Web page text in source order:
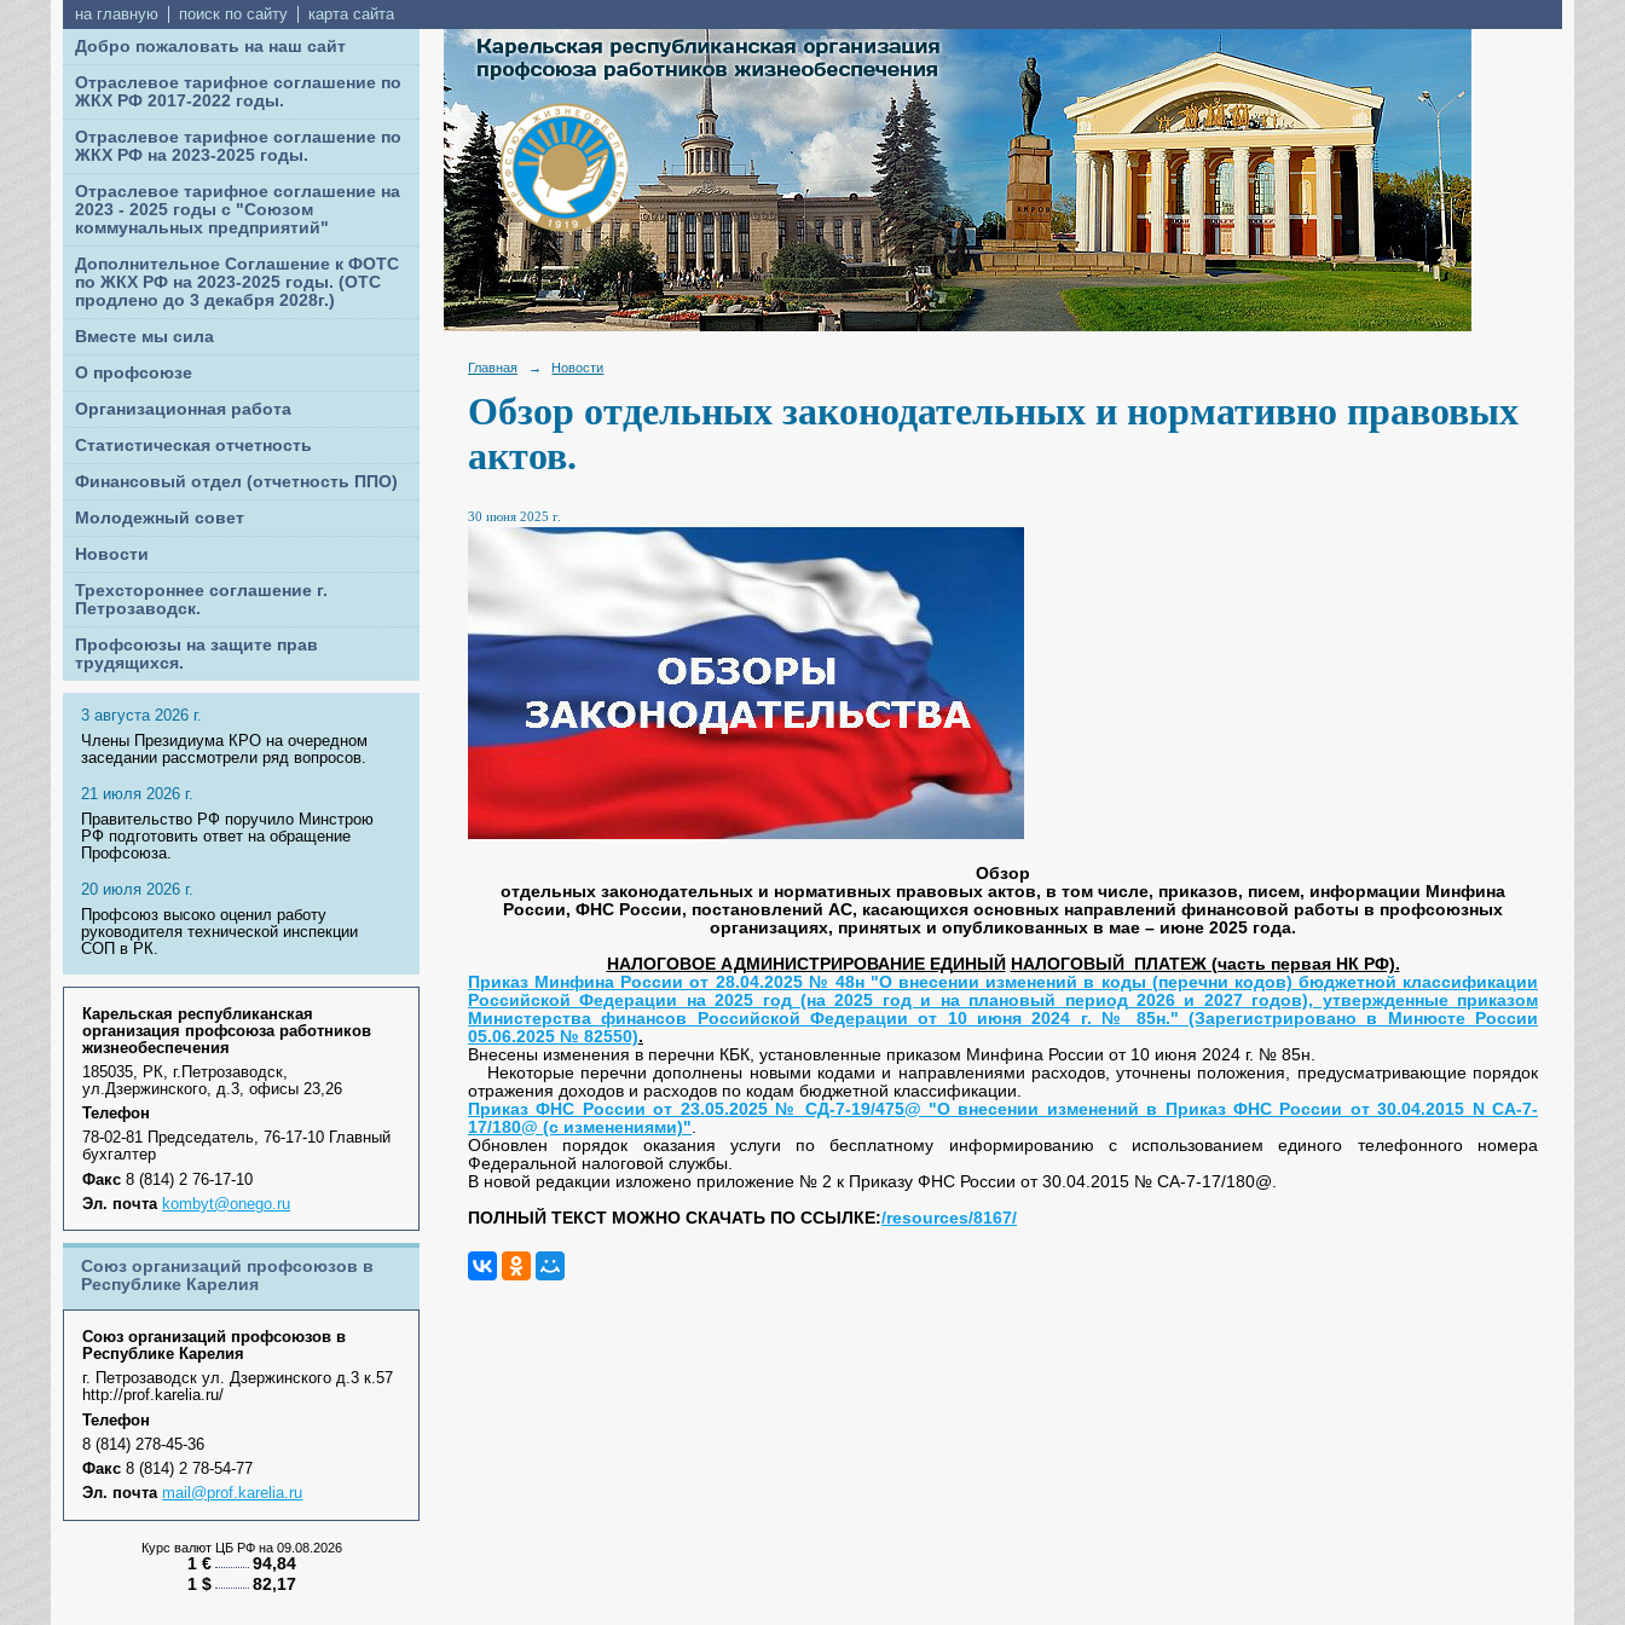
на главную поиск по сайту карта сайта
Добро пожаловать на наш сайт
Отраслевое тарифное соглашение по
ЖКХ РФ 2017-2022 годы.
Отраслевое тарифное соглашение по
ЖКХ РФ на 2023-2025 годы.
Отраслевое тарифное соглашение на
2023 - 2025 годы с "Союзом
коммунальных предприятий"
Дополнительное Соглашение к ФОТС
по ЖКХ РФ на 2023-2025 годы. (ОТС
продлено до 3 декабря 2028г.)
Вместе мы сила
О профсоюзе
Организационная работа
Статистическая отчетность
Финансовый отдел (отчетность ППО)
Молодежный совет
Новости
Трехстороннее соглашение г.
Петрозаводск.
Профсоюзы на защите прав
трудящихся.
3 августа 2026 г.
Члены Президиума КРО на очередном
заседании рассмотрели ряд вопросов.
21 июля 2026 г.
Правительство РФ поручило Минстрою
РФ подготовить ответ на обращение
Профсоюза.
20 июля 2026 г.
Профсоюз высоко оценил работу
руководителя технической инспекции
СОП в РК.
Карельская республиканская
организация профсоюза работников
жизнеобеспечения
185035, РК, г.Петрозаводск,
ул.Дзержинского, д.3, офисы 23,26
Телефон
78-02-81 Председатель, 76-17-10 Главный
бухгалтер
Факс 8 (814) 2 76-17-10
Эл. почта kombyt@onego.ru
Союз организаций профсоюзов в
Республике Карелия
Союз организаций профсоюзов в
Республике Карелия
г. Петрозаводск ул. Дзержинского д.3 к.57
http://prof.karelia.ru/
Телефон
8 (814) 278-45-36
Факс 8 (814) 2 78-54-77
Эл. почта mail@prof.karelia.ru
Курс валют ЦБ РФ на 09.08.2026
1 €
94,84
1 $
82,17
Главная → Новости
Обзор отдельных законодательных и нормативно правовых
актов.
30 июня 2025 г.
Обзор
отдельных законодательных и нормативных правовых актов, в том числе, приказов, писем, информации Минфина
России, ФНС России, постановлений АС, касающихся основных направлений финансовой работы в профсоюзных
организациях, принятых и опубликованных в мае – июне 2025 года.
НАЛОГОВОЕ АДМИНИСТРИРОВАНИЕ ЕДИНЫЙ НАЛОГОВЫЙ ПЛАТЕЖ (часть первая НК РФ).
Приказ Минфина России от 28.04.2025 № 48н "О внесении изменений в коды (перечни кодов) бюджетной классификации
Российской Федерации на 2025 год (на 2025 год и на плановый период 2026 и 2027 годов), утвержденные приказом
Министерства финансов Российской Федерации от 10 июня 2024 г. № 85н." (Зарегистрировано в Минюсте России
05.06.2025 № 82550).
Внесены изменения в перечни КБК, установленные приказом Минфина России от 10 июня 2024 г. № 85н.
Некоторые перечни дополнены новыми кодами и направлениями расходов, уточнены положения, предусматривающие порядок
отражения доходов и расходов по кодам бюджетной классификации.
Приказ ФНС России от 23.05.2025 № СД-7-19/475@ "О внесении изменений в Приказ ФНС России от 30.04.2015 N СА-7-
17/180@ (с изменениями)"
Обновлен порядок оказания услуги по бесплатному информированию с использованием единого телефонного номера
Федеральной налоговой службы.
В новой редакции изложено приложение № 2 к Приказу ФНС России от 30.04.2015 № СА-7-17/180@.
ПОЛНЫЙ ТЕКСТ МОЖНО СКАЧАТЬ ПО ССЫЛКЕ:/resources/8167/